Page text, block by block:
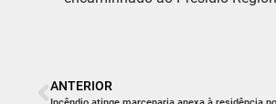
ANTERIOR